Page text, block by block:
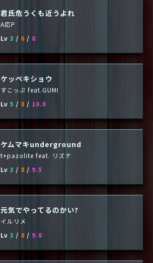
君氏危うくも近うよれ
A応P
Lv 3 / 6 / 8
ケッペキショウ
すこっぷ feat.GUMI
Lv 5 / 8 / 10.0
ケムマキunderground
t+pazolite feat. リズナ
Lv 3 / 8 / 9.5
元気でやってるのかい?
イルリメ
Lv 3 / 8 / 9.8